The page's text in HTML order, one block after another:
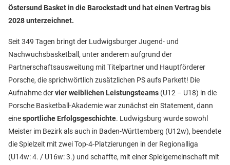
Östersund Basket in die Barockstadt und hat einen Vertrag bis
2028 unterzeichnet.
Seit 349 Tagen bringt der Ludwigsburger Jugend- und
Nachwuchsbasketball, unter anderem aufgrund der
Partnerschaftsausweitung mit Titelpartner und Hauptförderer
Porsche, die sprichwörtlich zusätzlichen PS aufs Parkett! Die
Aufnahme dervier weiblichen Leistungsteams (U12 – U18) in die
Porsche Basketball-Akademie war zunächst ein Statement, dann
einesportliche Erfolgsgeschichte. Ludwigsburg wurde sowohl
Meister im Bezirk als auch in Baden-Württemberg (U12w), beendete
die Spielzeit mit zwei Top-4-Platzierungen in der Regionalliga
(U14w: 4. / U16w: 3.) und schaffte, mit einer Spielgemeinschaft mit